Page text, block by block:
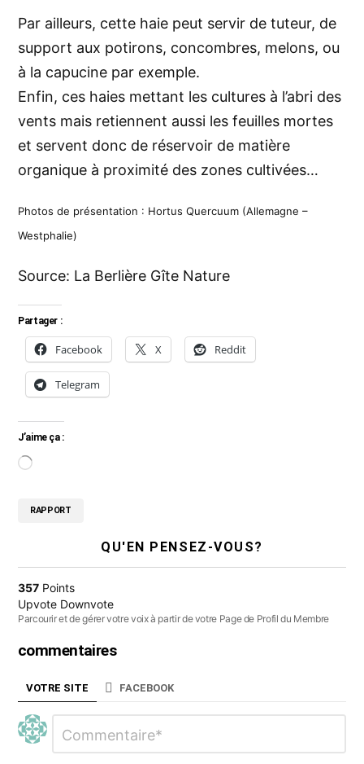
Par ailleurs, cette haie peut servir de tuteur, de
support aux potirons, concombres, melons, ou
à la capucine par exemple.
Enfin, ces haies mettant les cultures à l’abri des
vents mais retiennent aussi les feuilles mortes
et servent donc de réservoir de matière
organique à proximité des zones cultivées…
Photos de présentation : Hortus Quercuum (Allemagne –
Westphalie)
Source: La Berlière Gîte Nature
Partager :
Facebook X Reddit
Telegram
J’aime ça :
C
a
e
m
n
t
RAPPORT
QU'EN PENSEZ-VOUS?
357 Points
Upvote Downvote
Parcourir et de gérer votre voix à partir de votre Page de Profil du Membre
commentaires
VOTRE SITE FACEBOOK
Laisser
un
commentaire